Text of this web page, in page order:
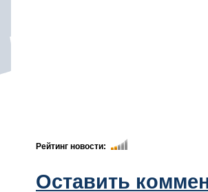
Рейтинг новости:
Оставить